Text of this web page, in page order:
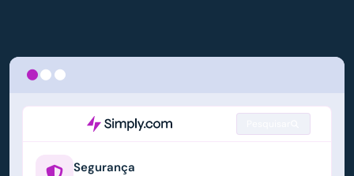
Segurança